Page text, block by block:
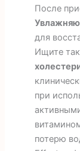
После
для
Ищите
при
потерю